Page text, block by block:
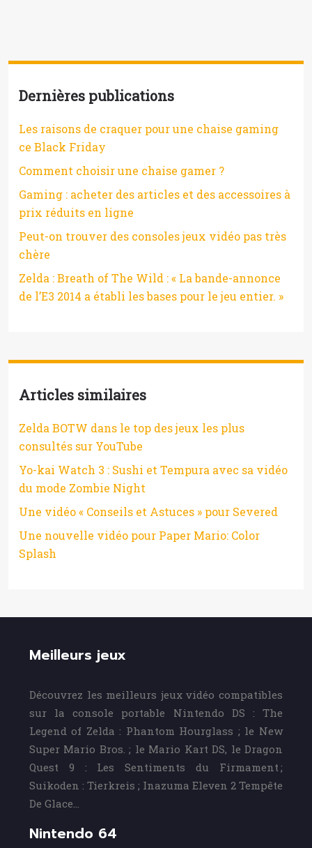
Dernières publications
Les raisons de craquer pour une chaise gaming
ce Black Friday
Comment choisir une chaise gamer ?
Gaming : acheter des articles et des accessoires à
prix réduits en ligne
Peut-on trouver des consoles jeux vidéo pas très
chère
Zelda : Breath of The Wild : « La bande-annonce
de l’E3 2014 a établi les bases pour le jeu entier. »
Articles similaires
Zelda BOTW dans le top des jeux les plus
consultés sur YouTube
Yo-kai Watch 3 : Sushi et Tempura avec sa vidéo
du mode Zombie Night
Une vidéo « Conseils et Astuces » pour Severed
Une nouvelle vidéo pour Paper Mario: Color
Splash
Meilleurs jeux
Découvrez les meilleurs jeux vidéo compatibles
sur la console portable Nintendo DS : The
Legend of Zelda : Phantom Hourglass ; le New
Super Mario Bros. ; le Mario Kart DS, le Dragon
Quest 9 : Les Sentiments du Firmament ;
Suikoden : Tierkreis ; Inazuma Eleven 2 Tempête
De Glace…
Nintendo 64